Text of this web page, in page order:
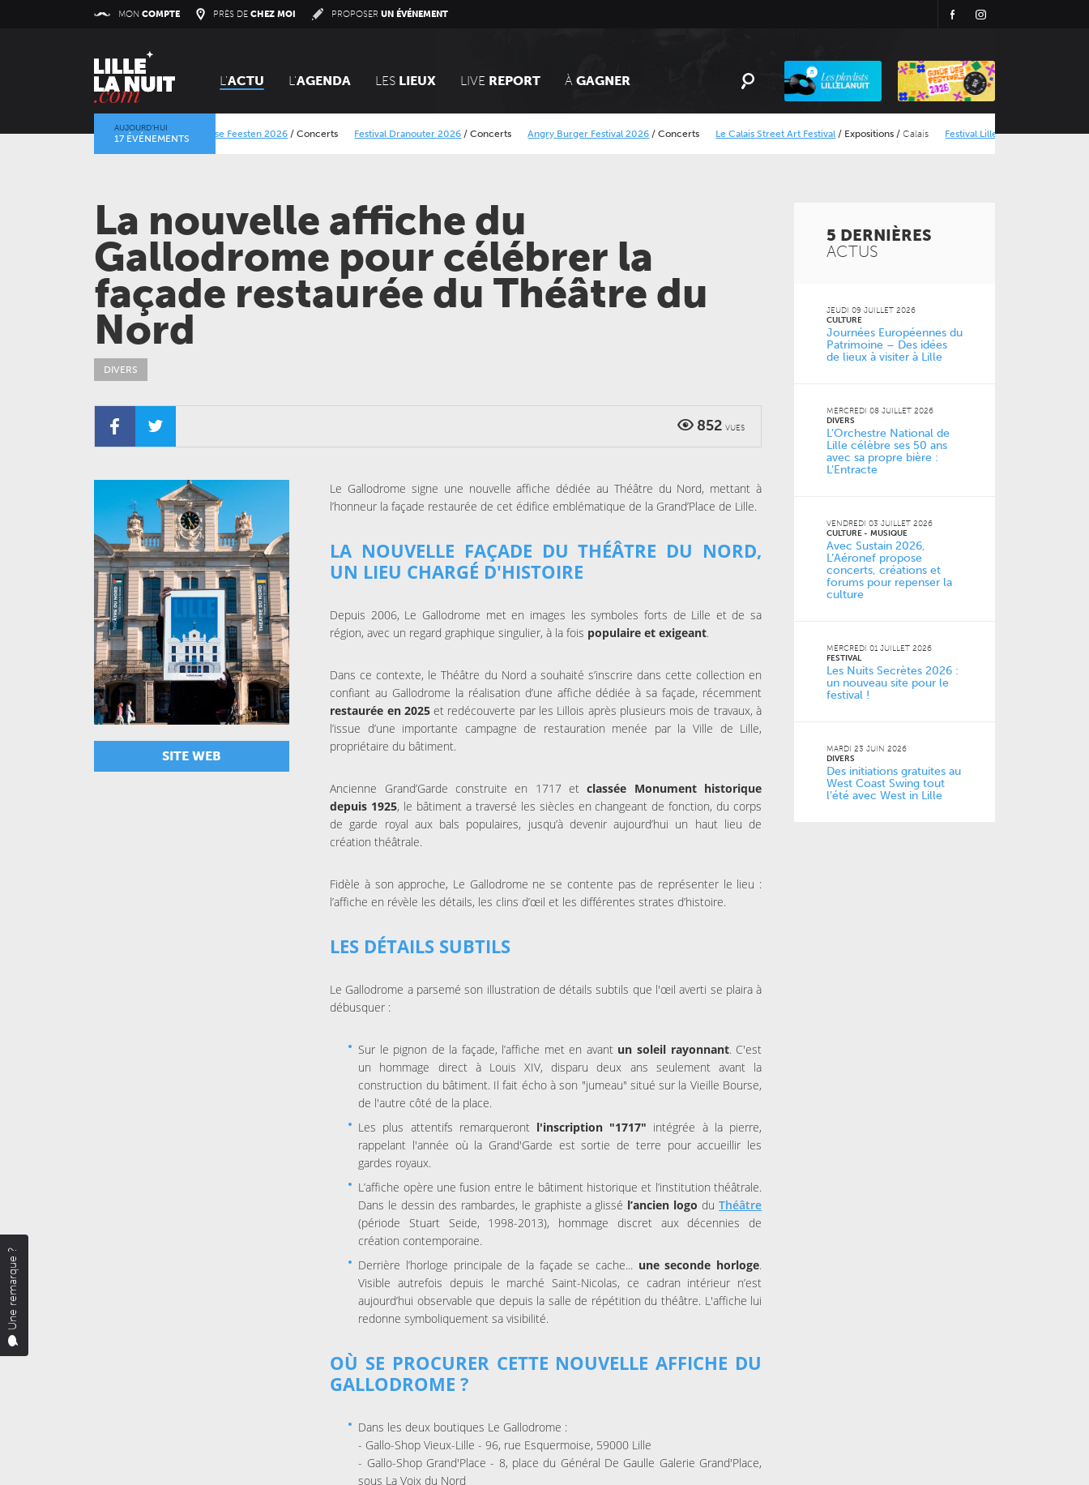
MON COMPTE PRÈS DE CHEZ MOI PROPOSERUN ÉVÉNEMENT
L'ACTU L'AGENDA LES LIEUX LIVE REPORT À GAGNER
Playlist
LillelaNuit
AUJOURD’HUI
17 ÉVÉNEMENTS
Lokerse Feesten 2026/Concerts Festival Dranouter 2026/Concerts Angry Burger Festival 2026/Concerts Le Calais Street Art Festival/Expositions /Calais Festival Lille Clef de Soleil 2026/Concerts
La nouvelle affiche du
Gallodrome pour célébrer la
façade restaurée du Théâtre du
Nord
DIVERS
852 VUES
SITE WEB
Le Gallodrome signe une nouvelle affiche dédiée au Théâtre du Nord, mettant à
l’honneur la façade restaurée de cet édifice emblématique de la Grand’Place de Lille.
LA NOUVELLE FAÇADE DU THÉÂTRE DU NORD,
UN LIEU CHARGÉ D'HISTOIRE
Depuis 2006, Le Gallodrome met en images les symboles forts de Lille et de sa
région, avec un regard graphique singulier, à la fois populaire et exigeant.
Dans ce contexte, le Théâtre du Nord a souhaité s’inscrire dans cette collection en
confiant au Gallodrome la réalisation d’une affiche dédiée à sa façade, récemment
restaurée en 2025et redécouverte par les Lillois après plusieurs mois de travaux, à
l’issue d’une importante campagne de restauration menée par la Ville de Lille,
propriétaire du bâtiment.
Ancienne Grand’Garde construite en 1717 etclassée Monument historique
depuis 1925, le bâtiment a traversé les siècles en changeant de fonction, du corps
de garde royal aux bals populaires, jusqu’à devenir aujourd’hui un haut lieu de
création théâtrale.
Fidèle à son approche, Le Gallodrome ne se contente pas de représenter le lieu :
l’affiche en révèle les détails, les clins d’œil et les différentes strates d’histoire.
LES DÉTAILS SUBTILS
Le Gallodrome a parsemé son illustration de détails subtils que l'œil averti se plaira à
débusquer :
Sur le pignon de la façade, l’affiche met en avant un soleil rayonnant. C'est
un hommage direct à Louis XIV, disparu deux ans seulement avant la
construction du bâtiment. Il fait écho à son "jumeau" situé sur la Vieille Bourse,
de l'autre côté de la place.
Les plus attentifs remarqueront l'inscription "1717" intégrée à la pierre,
rappelant l'année où la Grand'Garde est sortie de terre pour accueillir les
gardes royaux.
L’affiche opère une fusion entre le bâtiment historique et l’institution théâtrale.
Dans le dessin des rambardes, le graphiste a glissé l’ancien logo duThéâtre
(période Stuart Seide, 1998-2013), hommage discret aux décennies de
création contemporaine.
Derrière l’horloge principale de la façade se cache... une seconde horloge.
Visible autrefois depuis le marché Saint-Nicolas, ce cadran intérieur n’est
aujourd’hui observable que depuis la salle de répétition du théâtre. L'affiche lui
redonne symboliquement sa visibilité.
OÙ SE PROCURER CETTE NOUVELLE AFFICHE DU
GALLODROME ?
Dans les deux boutiques Le Gallodrome :
- Gallo-Shop Vieux-Lille - 96, rue Esquermoise, 59000 Lille
- Gallo-Shop Grand'Place - 8, place du Général De Gaulle Galerie Grand'Place,
sous La Voix du Nord
5 DERNIÈRES
ACTUS
JEUDI 09 JUILLET 2026
CULTURE
Journées Européennes du
Patrimoine – Des idées
de lieux à visiter à Lille
MERCREDI 08 JUILLET 2026
DIVERS
L’Orchestre National de
Lille célèbre ses 50 ans
avec sa propre bière :
L’Entracte
VENDREDI 03 JUILLET 2026
CULTURE
MUSIQUE
Avec Sustain 2026,
L’Aéronef propose
concerts, créations et
forums pour repenser la
culture
MERCREDI 01 JUILLET 2026
FESTIVAL
Les Nuits Secrètes 2026 :
un nouveau site pour le
festival !
MARDI 23 JUIN 2026
DIVERS
Des initiations gratuites au
West Coast Swing tout
l’été avec West in Lille
Une remarque ?